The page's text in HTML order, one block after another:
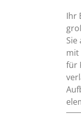
Ihr
mit
für